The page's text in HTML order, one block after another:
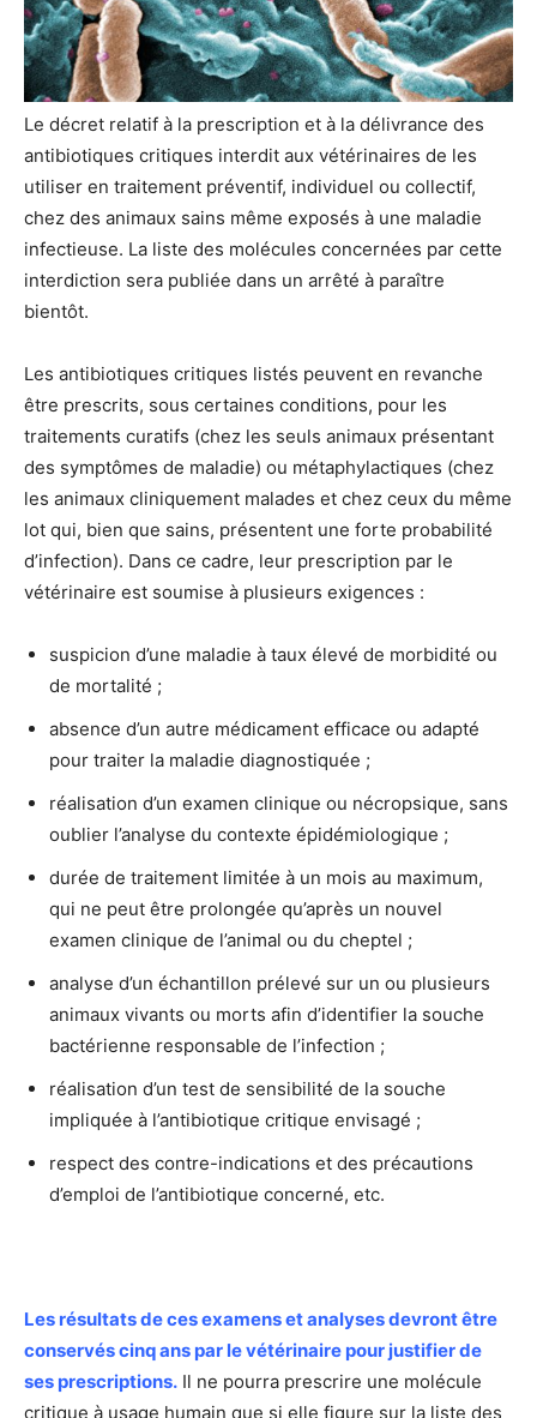
Le décret relatif à la prescription et à la délivrance des
antibiotiques critiques interdit aux vétérinaires de les
utiliser en traitement préventif, individuel ou collectif,
chez des animaux sains même exposés à une maladie
infectieuse. La liste des molécules concernées par cette
interdiction sera publiée dans un arrêté à paraître
bientôt.
Les antibiotiques critiques listés peuvent en revanche
être prescrits, sous certaines conditions, pour les
traitements curatifs (chez les seuls animaux présentant
des symptômes de maladie) ou métaphylactiques (chez
les animaux cliniquement malades et chez ceux du même
lot qui, bien que sains, présentent une forte probabilité
d’infection). Dans ce cadre, leur prescription par le
vétérinaire est soumise à plusieurs exigences :
suspicion d’une maladie à taux élevé de morbidité ou
de mortalité ;
absence d’un autre médicament efficace ou adapté
pour traiter la maladie diagnostiquée ;
réalisation d’un examen clinique ou nécropsique, sans
oublier l’analyse du contexte épidémiologique ;
durée de traitement limitée à un mois au maximum,
qui ne peut être prolongée qu’après un nouvel
examen clinique de l’animal ou du cheptel ;
analyse d’un échantillon prélevé sur un ou plusieurs
animaux vivants ou morts afin d’identifier la souche
bactérienne responsable de l’infection ;
réalisation d’un test de sensibilité de la souche
impliquée à l’antibiotique critique envisagé ;
respect des contre-indications et des précautions
d’emploi de l’antibiotique concerné, etc.
Les résultats de ces examens et analyses devront être
conservés cinq ans par le vétérinaire pour justifier de
ses prescriptions. Il ne pourra prescrire une molécule
critique à usage humain que si elle figure sur la liste des